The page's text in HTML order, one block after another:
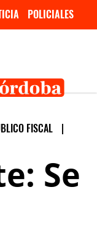
POLICIALES
FISCAL
|
Se